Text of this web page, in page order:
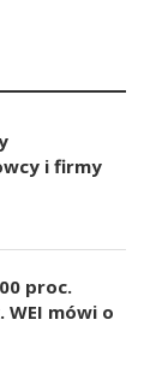
i firmy
proc.
mówi o